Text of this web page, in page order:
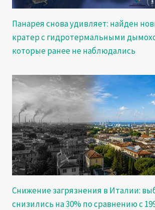
Панарея снова удивляет: найден
кратер с гидротермальными
которые ранее не наблюдались
Снижение загрязнения в Италии:
снизились на 30% по сравнению с